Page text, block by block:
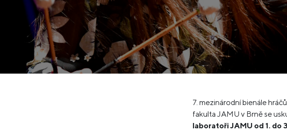
7. mezinárodní bienále
fakulta JAMU v Brně se
laboratoři JAMU od 1. do